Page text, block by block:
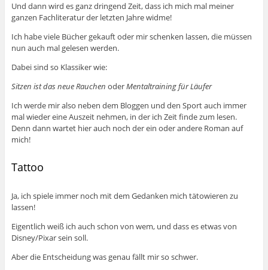
Und dann wird es ganz dringend Zeit, dass ich mich mal meiner
ganzen Fachliteratur der letzten Jahre widme!
Ich habe viele Bücher gekauft oder mir schenken lassen, die müssen
nun auch mal gelesen werden.
Dabei sind so Klassiker wie:
Sitzen ist das neue Rauchen oderMentaltraining für Läufer
Ich werde mir also neben dem Bloggen und den Sport auch immer
mal wieder eine Auszeit nehmen, in der ich Zeit finde zum lesen.
Denn dann wartet hier auch noch der ein oder andere Roman auf
mich!
Tattoo
Ja, ich spiele immer noch mit dem Gedanken mich tätowieren zu
lassen!
Eigentlich weiß ich auch schon von wem, und dass es etwas von
Disney/Pixar sein soll.
Aber die Entscheidung was genau fällt mir so schwer.